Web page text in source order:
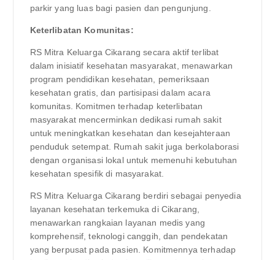
parkir yang luas bagi pasien dan pengunjung.
Keterlibatan Komunitas:
RS Mitra Keluarga Cikarang secara aktif terlibat
dalam inisiatif kesehatan masyarakat, menawarkan
program pendidikan kesehatan, pemeriksaan
kesehatan gratis, dan partisipasi dalam acara
komunitas. Komitmen terhadap keterlibatan
masyarakat mencerminkan dedikasi rumah sakit
untuk meningkatkan kesehatan dan kesejahteraan
penduduk setempat. Rumah sakit juga berkolaborasi
dengan organisasi lokal untuk memenuhi kebutuhan
kesehatan spesifik di masyarakat.
RS Mitra Keluarga Cikarang berdiri sebagai penyedia
layanan kesehatan terkemuka di Cikarang,
menawarkan rangkaian layanan medis yang
komprehensif, teknologi canggih, dan pendekatan
yang berpusat pada pasien. Komitmennya terhadap